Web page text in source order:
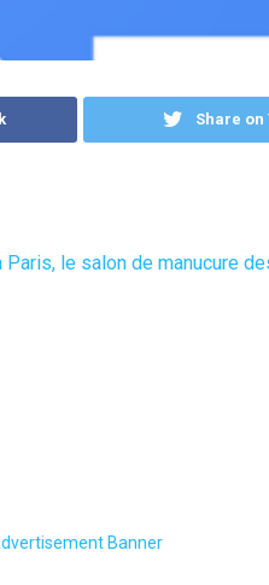
Share on
Paris, le salon de manucure